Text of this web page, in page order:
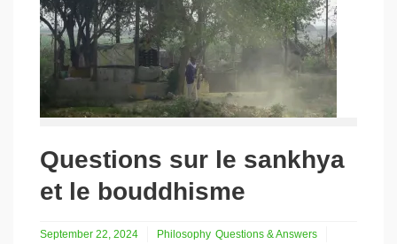
Questions sur le sankhya
et le bouddhisme
September 22, 2024 Philosophy Questions & Answers